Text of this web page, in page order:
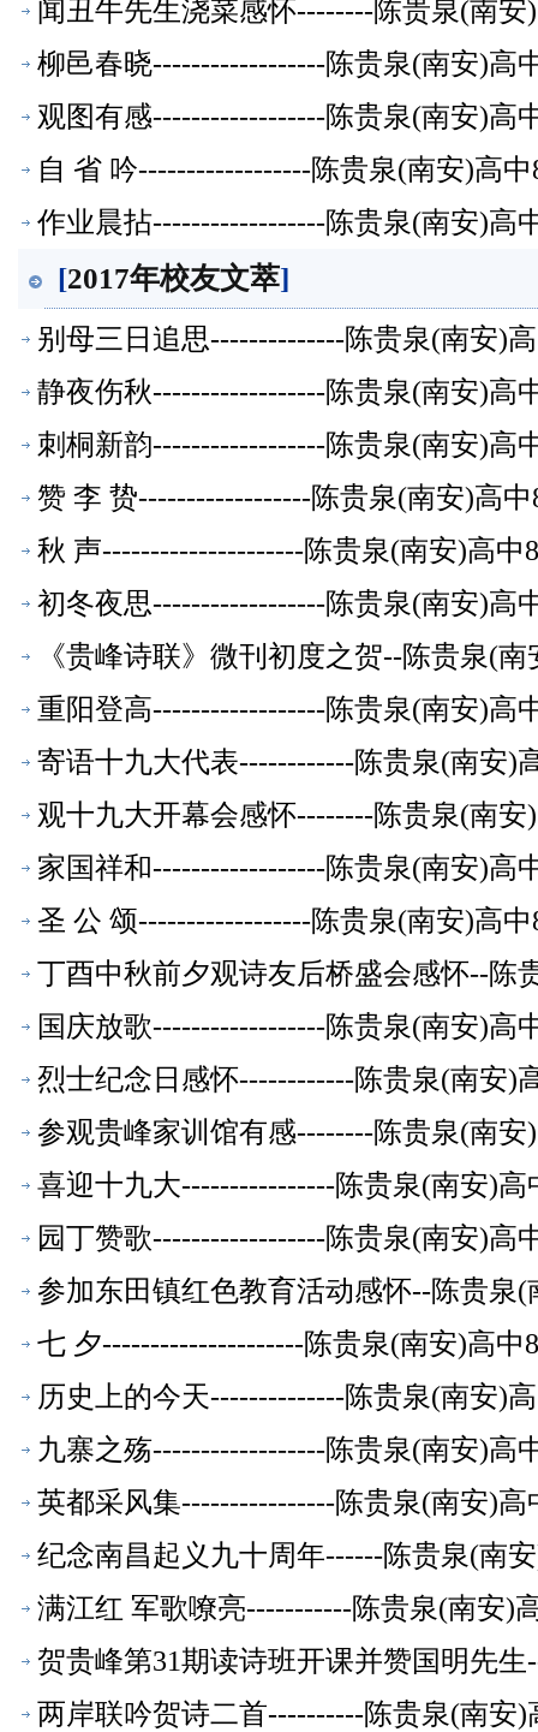
闻丑牛先生浇菜感怀--------陈贵泉(南安
柳邑春晓------------------陈贵泉(南安)高
观图有感------------------陈贵泉(南安)高
自 省 吟------------------陈贵泉(南安)高
作业晨拈------------------陈贵泉(南安)高
[2017年校友文萃]
别母三日追思--------------陈贵泉(南安)
静夜伤秋------------------陈贵泉(南安)高
刺桐新韵------------------陈贵泉(南安)高
赞 李 贽------------------陈贵泉(南安)高
秋 声---------------------陈贵泉(南安)高中
初冬夜思------------------陈贵泉(南安)高
《贵峰诗联》微刊初度之贺--陈贵泉(
重阳登高------------------陈贵泉(南安)高
寄语十九大代表------------陈贵泉(南安)
观十九大开幕会感怀--------陈贵泉(南安
家国祥和------------------陈贵泉(南安)高
圣 公 颂------------------陈贵泉(南安)高
丁酉中秋前夕观诗友后桥盛会感怀--陈
国庆放歌------------------陈贵泉(南安)高
烈士纪念日感怀------------陈贵泉(南安)
参观贵峰家训馆有感--------陈贵泉(南安
喜迎十九大----------------陈贵泉(南安)高
园丁赞歌------------------陈贵泉(南安)高
参加东田镇红色教育活动感怀--陈贵泉
七 夕---------------------陈贵泉(南安)高中
历史上的今天--------------陈贵泉(南安)
九寨之殇------------------陈贵泉(南安)高
英都采风集----------------陈贵泉(南安)高
纪念南昌起义九十周年------陈贵泉(南
满江红 军歌嘹亮-----------陈贵泉(南安)
贺贵峰第31期读诗班开课并赞国明先
两岸联吟贺诗二首----------陈贵泉(南安)